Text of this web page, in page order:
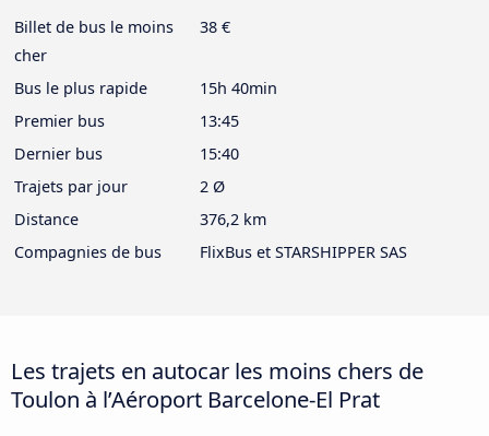
Billet de bus le moins
cher
38 €
Bus le plus rapide
15h 40min
Premier bus
13:45
Dernier bus
15:40
Trajets par jour
2 Ø
Distance
376,2 km
Compagnies de bus
FlixBus et STARSHIPPER SAS
Les trajets en autocar les moins chers de
Toulon à l’Aéroport Barcelone-El Prat